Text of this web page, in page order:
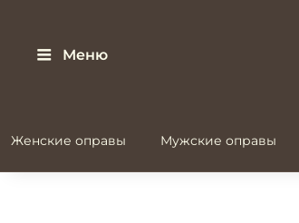
Меню
Женские оправы Мужские оправы